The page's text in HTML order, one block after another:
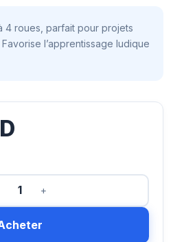
4 roues, parfait pour projets
l’apprentissage ludique